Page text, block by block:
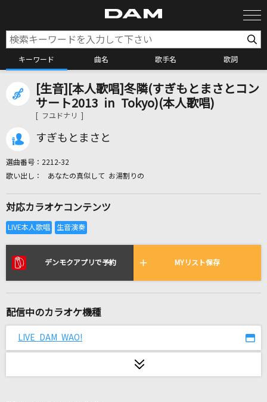
キーワード 曲名 歌手名 歌詞
カラオケ検索
カラオケ店舗検索
カラオケリクエスト
リアルタイムで歌われている曲の一覧
Fallen
Natural
倉木麻衣
back number
[生音][本人歌唱]冬隣(すぎもとまさとコン
サート2013 in Tokyo)(本人歌唱)
[ フユドナリ ]
すぎもとまさと
選曲番号： 2212-32
あなたの真似して お湯割りの
対応カラオケコンテンツ
デンモクアプリで予約 MYリスト保存
配信中のカラオケ機種
LIVE DAM WAO!